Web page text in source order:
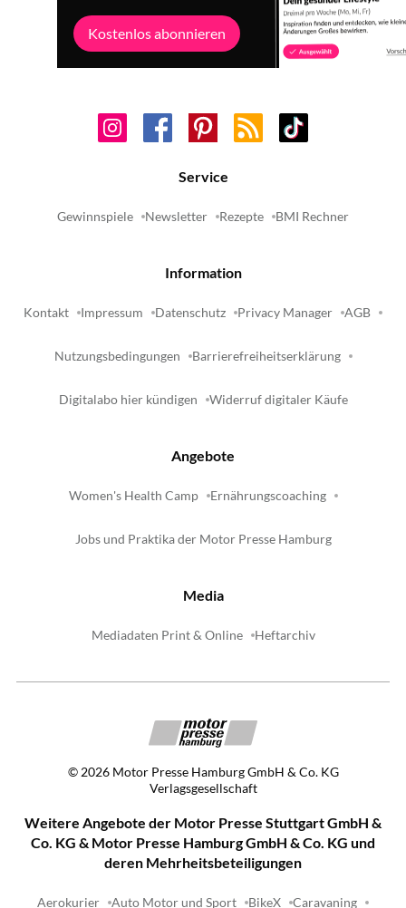
Kostenlos abonnieren
Service
Gewinnspiele Newsletter Rezepte BMI Rechner
Information
Kontakt Impressum Datenschutz Privacy Manager AGB
Nutzungsbedingungen Barrierefreiheitserklärung
Digitalabo hier kündigen Widerruf digitaler Käufe
Angebote
Women's Health Camp Ernährungscoaching
Jobs und Praktika der Motor Presse Hamburg
Media
Mediadaten Print & Online Heftarchiv
© 2026 Motor Presse Hamburg GmbH & Co. KG
Verlagsgesellschaft
Weitere Angebote der Motor Presse Stuttgart GmbH &
Co. KG & Motor Presse Hamburg GmbH & Co. KG und
deren Mehrheitsbeteiligungen
Aerokurier Auto Motor und Sport BikeX Caravaning